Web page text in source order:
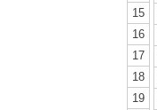
15
16
17
18
19